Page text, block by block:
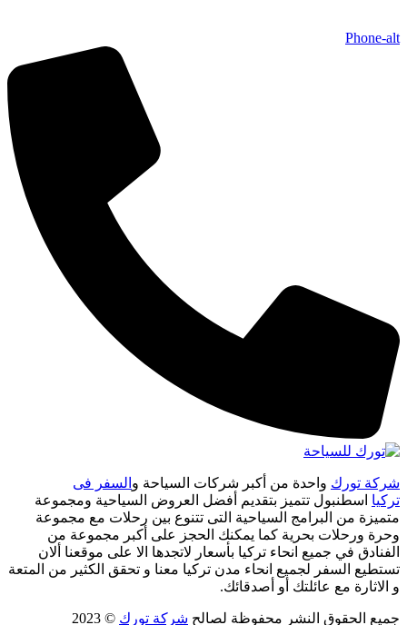
Phone-alt
شركة تورك واحدة من أكبر شركات السياحة و السفر فى
تركيا اسطنبول تتميز بتقديم أفضل العروض السياحية ومجموعة
متميزة من البرامج السياحية التى تتنوع بين رحلات مع مجموعة
وحرة ورحلات بحرية كما يمكنك الحجز على أكبر مجموعة من
الفنادق في جميع انحاء تركيا بأسعار لاتجدها الا على موقعنا ألان
تستطيع السفر لجميع انحاء مدن تركيا معنا و تحقق الكثير من المتعة
و الاثارة مع عائلتك أو أصدقائك.
جميع الحقوق النشر محفوظة لصالح شركة تورك © 2023